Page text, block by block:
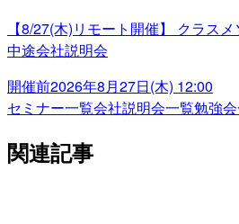
【8/27(木)リモート開催】 クラス
中途会社説明会
開催前2026年8月27日(木) 12:00
セミナー一覧会社説明会一覧勉強
関連記事